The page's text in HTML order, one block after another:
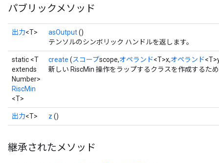
パブリックメソッド
出力<T> asOutput()
テンソルのシンボリック ハンドルを返します。
static <T
extends
Number>
RiscMin
<T>
create (スコープscope,オペランド<T>x,オペランド
新しい RiscMin 操作をラップするクラスを作成するた
出力<T> z ()
継承されたメソッド